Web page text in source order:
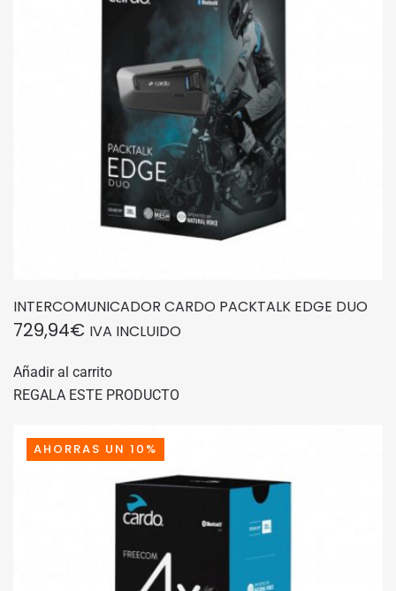
INTERCOMUNICADOR CARDO PACKTALK EDGE DUO
729,94€ IVA INCLUIDO
Añadir al carrito
REGALA ESTE PRODUCTO
AHORRAS UN 10%